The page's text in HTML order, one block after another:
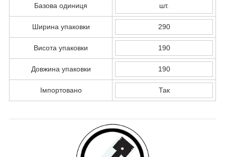
Базова одиниця шт.
Ширина упаковки 290
Висота упаковки 190
Довжина упаковки 190
Імпортовано Так